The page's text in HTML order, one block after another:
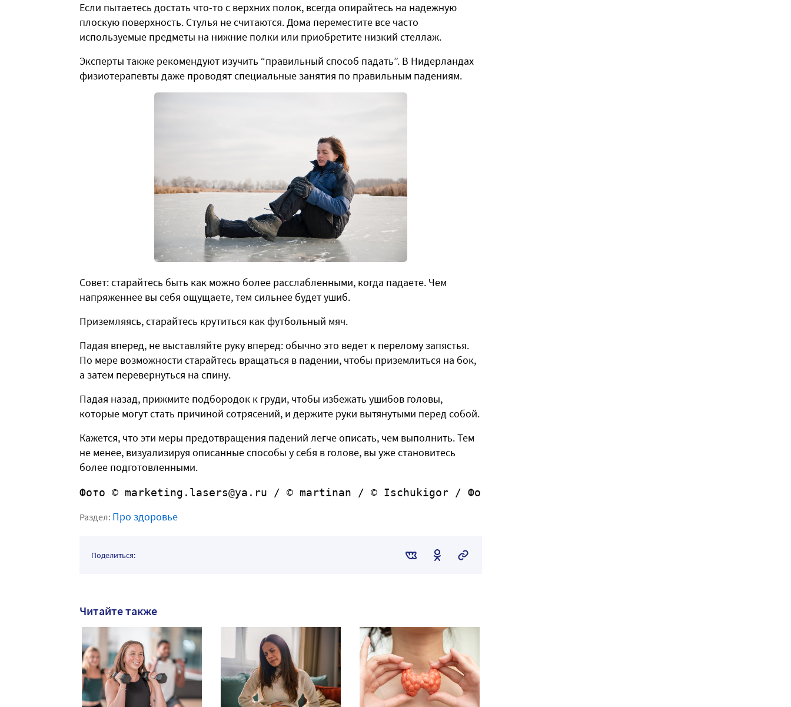
Если пытаетесь достать что-то с верхних полок, всегда опирайтесь на надежную
плоскую поверхность. Стулья не считаются. Дома переместите все часто
используемые предметы на нижние полки или приобретите низкий стеллаж.
Эксперты также рекомендуют изучить “правильный способ падать”. В Нидерландах
физиотерапевты даже проводят специальные занятия по правильным падениям.
Совет: старайтесь быть как можно более расслабленными, когда падаете. Чем
напряженнее вы себя ощущаете, тем сильнее будет ушиб.
Приземляясь, старайтесь крутиться как футбольный мяч.
Падая вперед, не выставляйте руку вперед: обычно это ведет к перелому запястья.
По мере возможности старайтесь вращаться в падении, чтобы приземлиться на бок,
а затем перевернуться на спину.
Падая назад, прижмите подбородок к груди, чтобы избежать ушибов головы,
которые могут стать причиной сотрясений, и держите руки вытянутыми перед собой.
Кажется, что эти меры предотвращения падений легче описать, чем выполнить. Тем
не менее, визуализируя описанные способы у себя в голове, вы уже становитесь
более подготовленными.
Фото © marketing.lasers@ya.ru / © martinan / © Ischukigor / Фотобанк Фотодженика
Раздел: Про здоровье
Поделиться:
Читайте также